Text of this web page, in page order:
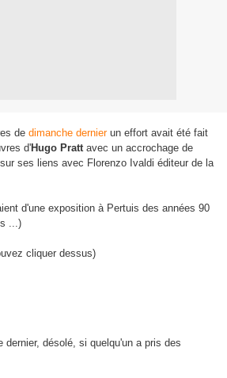
de dimanche dernierun effort avait été fait
d'Hugo Prattavec un accrochage de
ses liens avec Florenzo Ivaldi éditeur de la
d'une exposition à Pertuis des années 90
...)
cliquer dessus)
dernier, désolé, si quelqu'un a pris des